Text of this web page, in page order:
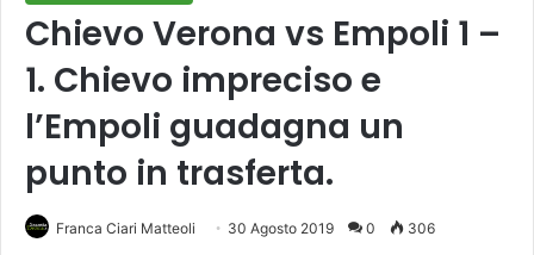
Chievo Verona vs Empoli 1 –
1. Chievo impreciso e
l’Empoli guadagna un
punto in trasferta.
Franca Ciari Matteoli 30 Agosto 2019 0 306